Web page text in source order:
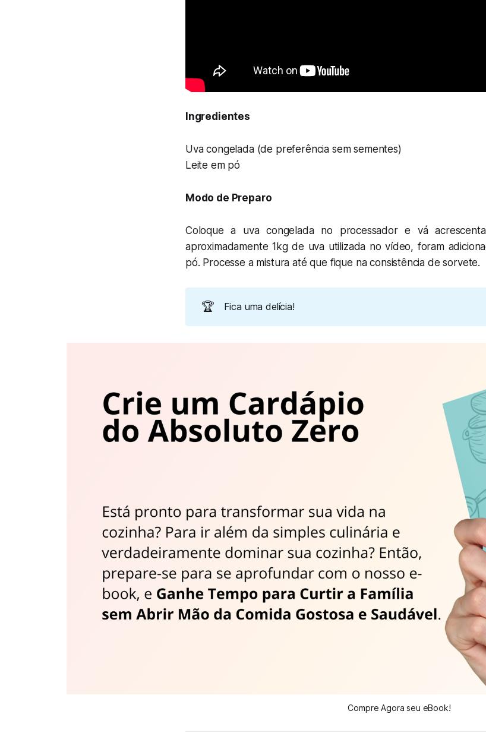
Ingredientes
Uva congelada (de preferência sem sementes)
Leite em pó
Modo de Preparo
Coloque a uva congelada no processador e vá
aproximadamente 1kg de uva utilizada no vídeo, foram
pó. Processe a mistura até que fique na consistência de sorvete.
🏆 Fica uma delícia!
Compre Agora seu eBook!